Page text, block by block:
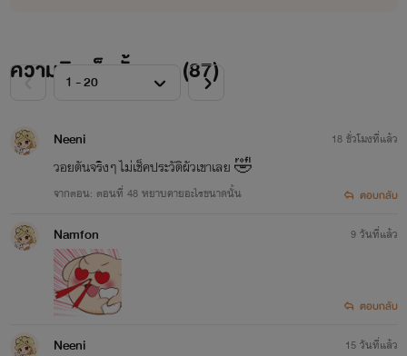
ความคิดเห็นทั้งหมด (87)
Neeni
วอยตันจริงๆ ไม่เช็คประวัติผัวเขาเลย 🤣
จากตอน: ตอนที่ 48 หยาบคายอะไรขนาดนั้น
18 ชั่วโมงที่แล้ว
ตอบกลับ
Namfon 9 วันที่แล้ว
ตอบกลับ
Neeni 15 วันที่แล้ว